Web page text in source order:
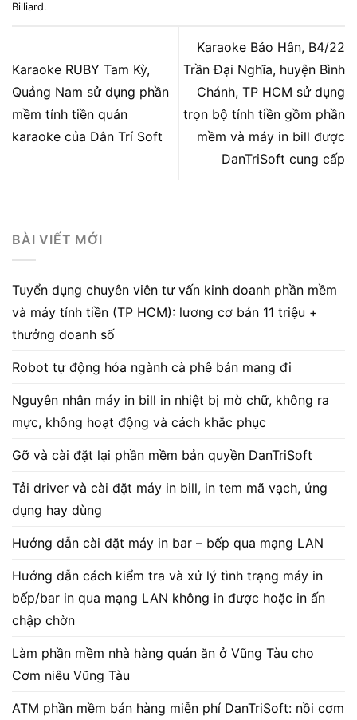
Billiard.
Karaoke RUBY Tam Kỳ,
Quảng Nam sử dụng phần
mềm tính tiền quán
karaoke của Dân Trí Soft
Karaoke Bảo Hân, B4/22
Trần Đại Nghĩa, huyện Bình
Chánh, TP HCM sử dụng
trọn bộ tính tiền gồm phần
mềm và máy in bill được
DanTriSoft cung cấp
BÀI VIẾT MỚI
Tuyển dụng chuyên viên tư vấn kinh doanh phần mềm
và máy tính tiền (TP HCM): lương cơ bản 11 triệu +
thưởng doanh số
Robot tự động hóa ngành cà phê bán mang đi
Nguyên nhân máy in bill in nhiệt bị mờ chữ, không ra
mực, không hoạt động và cách khắc phục
Gỡ và cài đặt lại phần mềm bản quyền DanTriSoft
Tải driver và cài đặt máy in bill, in tem mã vạch, ứng
dụng hay dùng
Hướng dẫn cài đặt máy in bar – bếp qua mạng LAN
Hướng dẫn cách kiểm tra và xử lý tình trạng máy in
bếp/bar in qua mạng LAN không in được hoặc in ấn
chập chờn
Làm phần mềm nhà hàng quán ăn ở Vũng Tàu cho
Cơm niêu Vũng Tàu
ATM phần mềm bán hàng miễn phí DanTriSoft: nồi cơm